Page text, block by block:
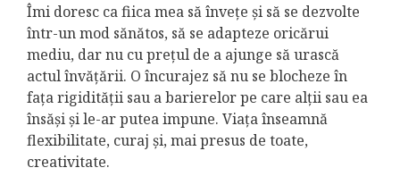
Îmi doresc ca fiica mea să învețe și să se dezvolte
într-un mod sănătos, să se adapteze oricărui
mediu, dar nu cu prețul de a ajunge să urască
actul învățării. O încurajez să nu se blocheze în
fața rigidității sau a barierelor pe care alții sau ea
însăşi și le-ar putea impune. Viața înseamnă
flexibilitate, curaj și, mai presus de toate,
creativitate.